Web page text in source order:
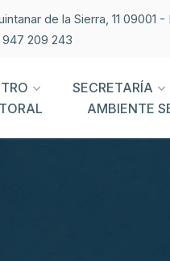
de la Sierra, 11 09001
209 243
SECRETARÍA
AMBIENTE